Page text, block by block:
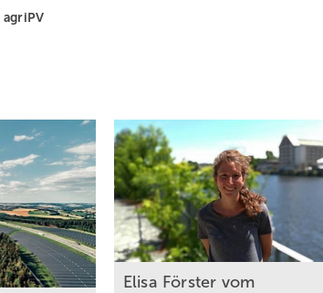
agriPV
Elisa Förster vom